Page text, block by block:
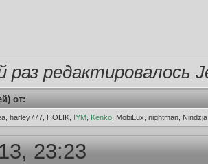
раз редактировалось
от:
harley777, HOLIK, IYM Kenko , MobiLux, nightman,
23:23